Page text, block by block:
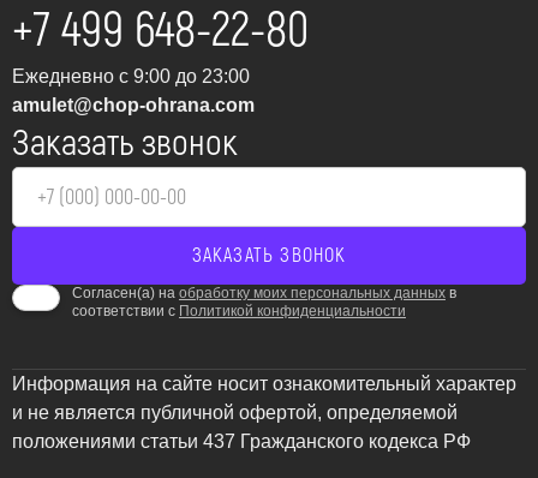
+7 499 648-22-80
Ежедневно с 9:00 до 23:00
amulet@chop-ohrana.com
Заказать звонок
Согласен(а) на обработку моих персональных данных в
соответствии с Политикой конфиденциальности
Информация на сайте носит ознакомительный характер
и не является публичной офертой, определяемой
положениями статьи 437 Гражданского кодекса РФ